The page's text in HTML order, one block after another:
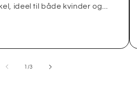
ideel til både kvinder og...
1 /af
3